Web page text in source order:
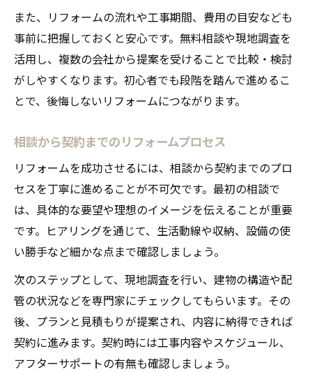
また、リフォームの流れや工事期間、費用の目安なども
事前に把握しておくと安心です。無料相談や現地調査を
活用し、複数の会社から提案を受けることで比較・検討
がしやすくなります。初心者でも段階を踏んで進めるこ
とで、後悔しないリフォームにつながります。
相談から契約までのリフォームプロセス
リフォームを成功させるには、相談から契約までのプロ
セスを丁寧に進めることが不可欠です。最初の相談で
は、具体的な要望や理想のイメージを伝えることが重要
です。ヒアリングを通じて、生活動線や収納、設備の使
い勝手など細かな点まで確認しましょう。
次のステップとして、現地調査を行い、建物の構造や配
管の状況などを専門家にチェックしてもらいます。その
後、プランと見積もりが提案され、内容に納得できれば
契約に進みます。契約時には工事内容やスケジュール、
アフターサポートの有無も確認しましょう。